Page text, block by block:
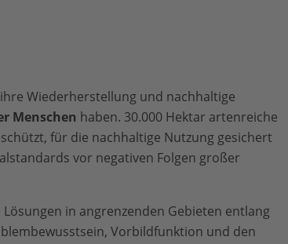
Wiederherstellung und nachhaltige
Menschen haben. 30.000 Hektar artenreiche
für die nachhaltige Nutzung gesichert
vor negativen Folgen großer
in angrenzenden Gebieten entlang
Vorbildfunktion und den